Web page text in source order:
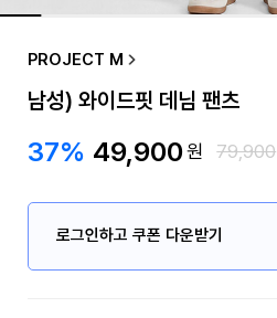
PROJECT M
남성) 와이드핏 데님 팬츠
37% 49,900원 79,900
로그인하고 쿠폰 다운받기